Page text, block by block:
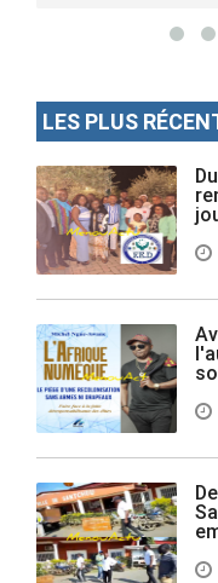
LES PLUS